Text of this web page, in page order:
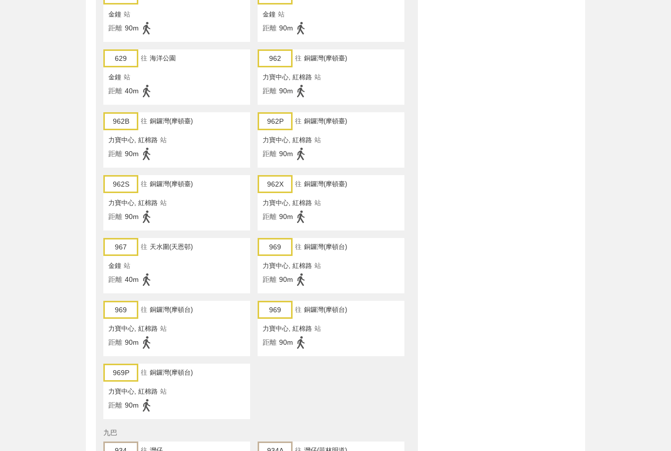
金鐘 站
距離 90m
金鐘 站
距離 90m
629 往 海洋公園
金鐘 站
距離 40m
962 往 銅鑼灣(摩頓臺)
力寶中心, 紅棉路 站
距離 90m
962B 往 銅鑼灣(摩頓臺)
力寶中心, 紅棉路 站
距離 90m
962P 往 銅鑼灣(摩頓臺)
力寶中心, 紅棉路 站
距離 90m
962S 往 銅鑼灣(摩頓臺)
力寶中心, 紅棉路 站
距離 90m
962X 往 銅鑼灣(摩頓臺)
力寶中心, 紅棉路 站
距離 90m
967 往 天水圍(天恩邨)
金鐘 站
距離 40m
969 往 銅鑼灣(摩頓台)
力寶中心, 紅棉路 站
距離 90m
969 往 銅鑼灣(摩頓台)
力寶中心, 紅棉路 站
距離 90m
969 往 銅鑼灣(摩頓台)
力寶中心, 紅棉路 站
距離 90m
969P 往 銅鑼灣(摩頓台)
力寶中心, 紅棉路 站
距離 90m
九巴